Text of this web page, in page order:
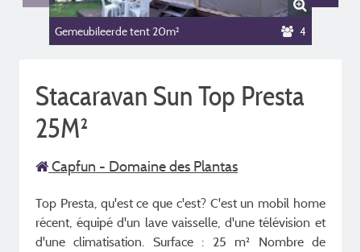
Gemeubileerde tent 20m² 4
Stacaravan Sun Top Presta
25M²
Capfun - Domaine des Plantas
Top Presta, qu'est ce que c'est? C'est un mobil home
récent, équipé d'un lave vaisselle, d'une télévision et
d'une climatisation. Surface : 25 m² Nombre de